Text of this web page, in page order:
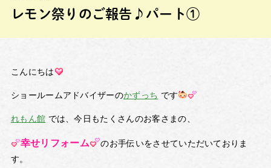
レモン祭りのご報告♪パート①
こんにちは
ショールームアドバイザーのかずっち です
れもん館 では、今日もたくさんのお客さまの、
幸せリフォーム
のお手伝いをさせていただいておりま
す。